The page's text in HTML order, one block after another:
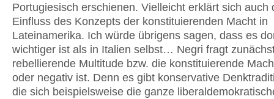
Portugiesisch erschienen. Vielleicht erklärt sich auch
Einfluss des Konzepts der konstituierenden Macht in
Lateinamerika. Ich würde übrigens sagen, dass es
wichtiger ist als in Italien selbst… Negri fragt
rebellierende Multitude bzw. die konstituierende
oder negativ ist. Denn es gibt konservative
die sich beispielsweise die ganze